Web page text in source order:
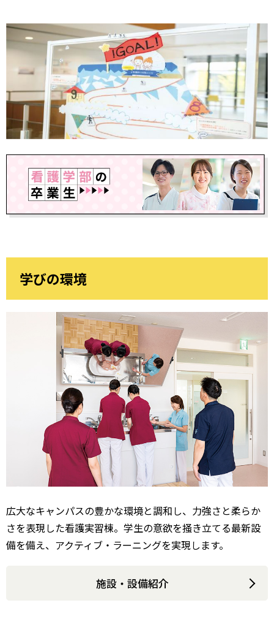
学びの環境
広大なキャンパスの豊かな環境と調和し、力強さと柔らか
さを表現した看護実習棟。学生の意欲を掻き立てる最新設
備を備え、アクティブ・ラーニングを実現します。
施設・設備紹介